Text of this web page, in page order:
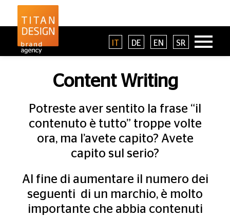
IT DE EN SR
Content Writing
Potreste aver sentito la frase “il
contenuto è tutto” troppe volte
ora, ma l’avete capito? Avete
capito sul serio?
Al fine di aumentare il numero dei
seguenti di un marchio, è molto
importante che abbia contenuti